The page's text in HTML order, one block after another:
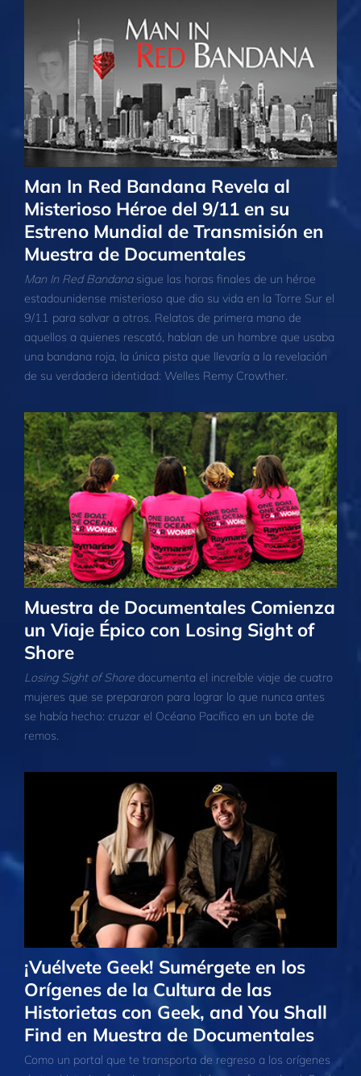
Man In Red Bandana Revela al
Misterioso Héroe del 9/11 en su
Estreno Mundial de Transmisión en
Muestra de Documentales
Man In Red Bandanasigue las horas finales de un héroe
estadounidense misterioso que dio su vida en la Torre Sur el
9/11 para salvar a otros. Relatos de primera mano de
aquellos a quienes rescató, hablan de un hombre que usaba
una bandana roja, la única pista que llevaría a la revelación
de su verdadera identidad: Welles Remy Crowther.
Muestra de Documentales Comienza
un Viaje Épico con Losing Sight of
Shore
Losing Sight of Shore documenta el increíble viaje de cuatro
mujeres que se prepararon para lograr lo que nunca antes
se había hecho: cruzar el Océano Pacífico en un bote de
remos.
¡Vuélvete Geek! Sumérgete en los
Orígenes de la Cultura de las
Historietas con Geek, and You Shall
Find en Muestra de Documentales
Como un portal que te transporta de regreso a los orígenes